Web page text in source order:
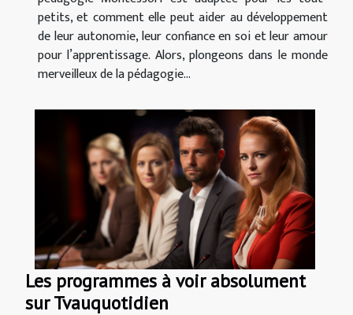
petits, et comment elle peut aider au développement
de leur autonomie, leur confiance en soi et leur amour
pour l’apprentissage. Alors, plongeons dans le monde
merveilleux de la pédagogie...
Les programmes à voir absolument
sur Tvauquotidien